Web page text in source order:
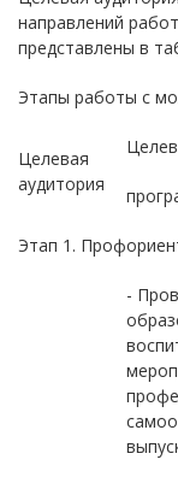
направлений
представлены в
Этапы работы с
Целевая
аудитория
Этап 1.
-